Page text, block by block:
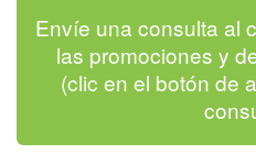
Envíe una consulta al
las promociones y
(clic en el botón de